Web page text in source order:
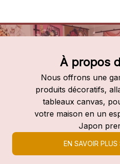
À propos
Nous offrons une
produits décoratifs,
tableaux canvas,
votre maison en un
Japon
EN SAVOIR